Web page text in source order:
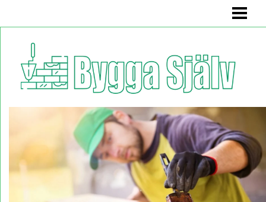
BADRUMSMÖBEL
BÄNK MED FÖRVARING
BLOGG